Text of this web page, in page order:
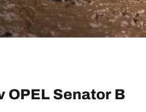
OPEL Senator B